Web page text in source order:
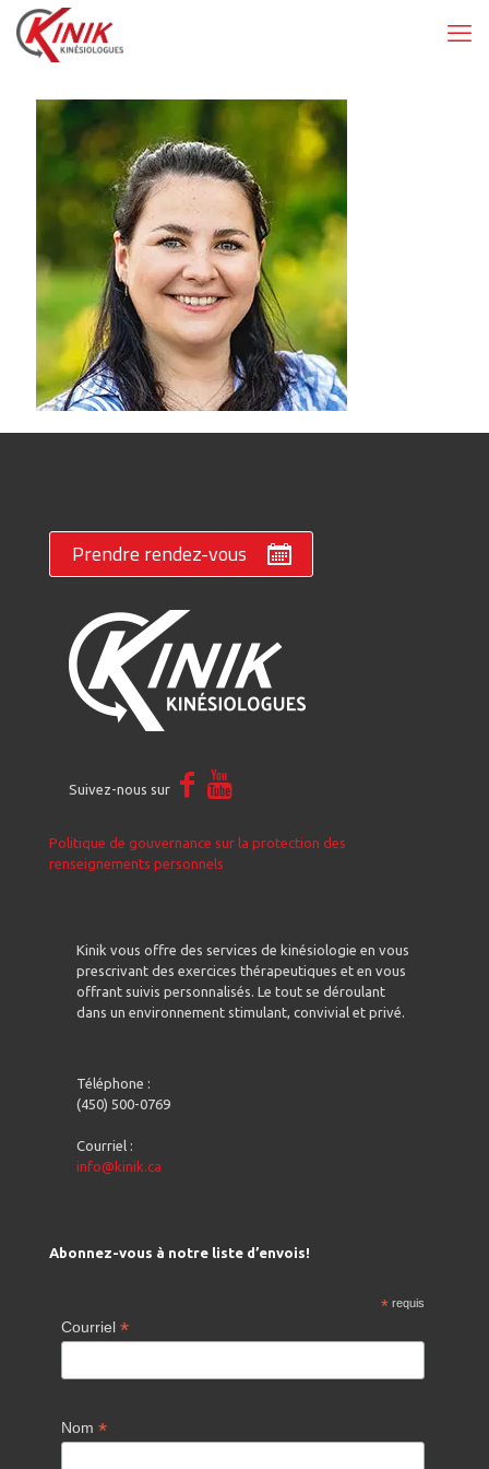
Prendre rendez-vous
Suivez-nous sur
Politique de gouvernance sur la protection des
renseignements personnels
Kinik vous offre des services de kinésiologie en vous
prescrivant des exercices thérapeutiques et en vous
offrant suivis personnalisés. Le tout se déroulant
dans un environnement stimulant, convivial et privé.
Téléphone :
(450) 500-0769
Courriel :
info@kinik.ca
Abonnez-vous à notre liste d’envois!
* requis
Courriel *
Nom *